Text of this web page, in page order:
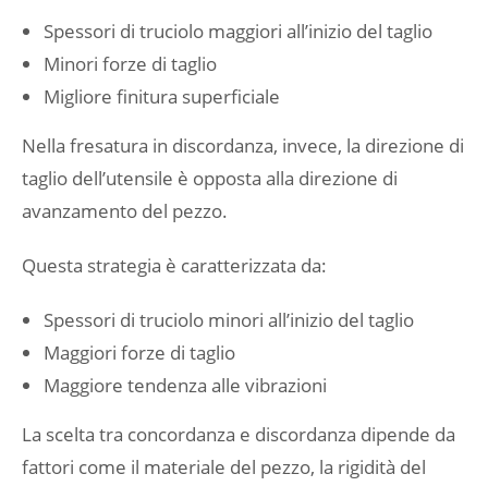
Spessori di truciolo maggiori all’inizio del taglio
Minori forze di taglio
Migliore finitura superficiale
Nella fresatura in discordanza, invece, la direzione di
taglio dell’utensile è opposta alla direzione di
avanzamento del pezzo.
Questa strategia è caratterizzata da:
Spessori di truciolo minori all’inizio del taglio
Maggiori forze di taglio
Maggiore tendenza alle vibrazioni
La scelta tra concordanza e discordanza dipende da
fattori come il materiale del pezzo, la rigidità del